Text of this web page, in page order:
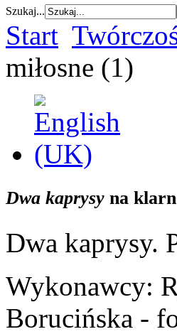
Szukaj...
Start
miłosne (1)
Dwa kaprysy na
Dwa kaprysy.
Wykonawcy:
Borucińska -